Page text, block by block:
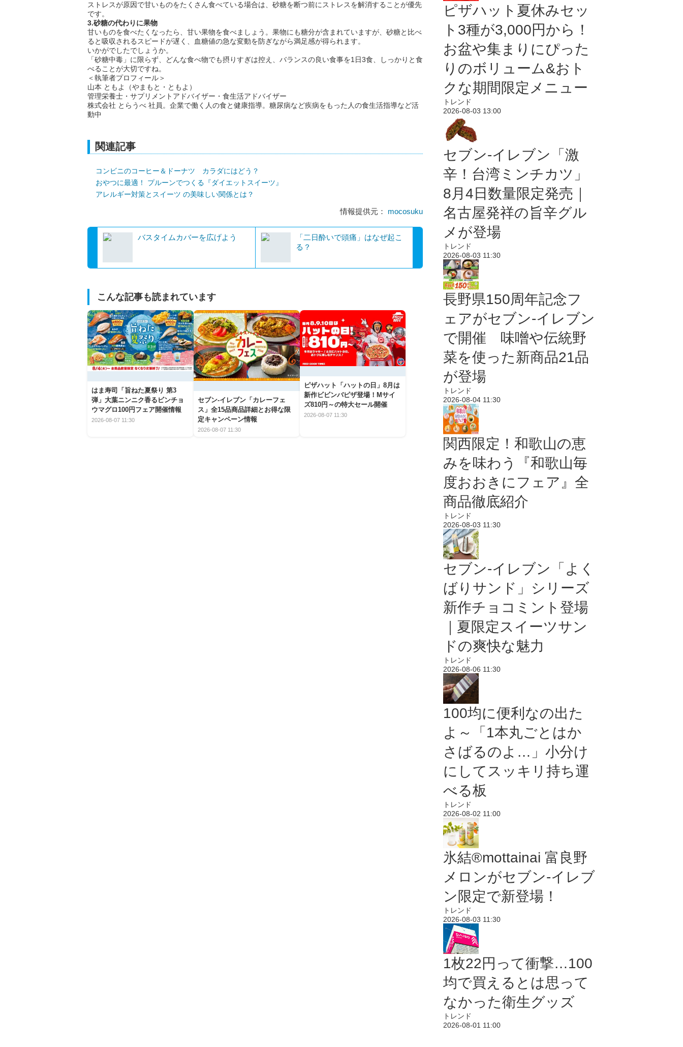
ストレスが原因で甘いものをたくさん食べている場合は、砂糖を断つ前にストレスを解消することが優先
です。
3.砂糖の代わりに果物
甘いものを食べたくなったら、甘い果物を食べましょう。果物にも糖分が含まれていますが、砂糖と比べ
ると吸収されるスピードが遅く、血糖値の急な変動を防ぎながら満足感が得られます。
いかがでしたでしょうか。
「砂糖中毒」に限らず、どんな食べ物でも摂りすぎは控え、バランスの良い食事を1日3食、しっかりと食
べることが大切ですね。
＜執筆者プロフィール＞
山本 ともよ（やまもと・ともよ）
管理栄養士・サプリメントアドバイザー・食生活アドバイザー
株式会社 とらうべ 社員。企業で働く人の食と健康指導。糖尿病など疾病をもった人の食生活指導など活
動中
関連記事
コンビニのコーヒー＆ドーナツ カラダにはどう？
おやつに最適！ プルーンでつくる『ダイエットスイーツ』
アレルギー対策とスイーツ の美味しい関係とは？
情報提供元： mocosuku
バスタイムカバーを広げよう
「二日酔いで頭痛」はなぜ起こ
る？
こんな記事も読まれています
はま寿司「旨ねた夏祭り 第3
弾」大葉ニンニク香るビンチョ
ウマグロ100円フェア開催情報
2026-08-07 11:30
セブン‐イレブン「カレーフェ
ス」全15品商品詳細とお得な限
定キャンペーン情報
2026-08-07 11:30
ピザハット「ハットの日」8月は
新作ビビンバピザ登場！Mサイ
ズ810円～の特大セール開催
2026-08-07 11:30
ピザハット夏休みセッ
ト3種が3,000円から！
お盆や集まりにぴった
りのボリューム&おト
クな期間限定メニュー
トレンド
2026-08-03 13:00
セブン-イレブン「激
辛！台湾ミンチカツ」
8月4日数量限定発売｜
名古屋発祥の旨辛グル
メが登場
トレンド
2026-08-03 11:30
長野県150周年記念フ
ェアがセブン-イレブン
で開催 味噌や伝統野
菜を使った新商品21品
が登場
トレンド
2026-08-04 11:30
関西限定！和歌山の恵
みを味わう『和歌山毎
度おおきにフェア』全
商品徹底紹介
トレンド
2026-08-03 11:30
セブン‐イレブン「よく
ばりサンド」シリーズ
新作チョコミント登場
｜夏限定スイーツサン
ドの爽快な魅力
トレンド
2026-08-06 11:30
100均に便利なの出た
よ～「1本丸ごとはか
さばるのよ…」小分け
にしてスッキリ持ち運
べる板
トレンド
2026-08-02 11:00
氷結®mottainai 富良野
メロンがセブン‐イレブ
ン限定で新登場！
トレンド
2026-08-03 11:30
1枚22円って衝撃…100
均で買えるとは思って
なかった衛生グッズ
トレンド
2026-08-01 11:00